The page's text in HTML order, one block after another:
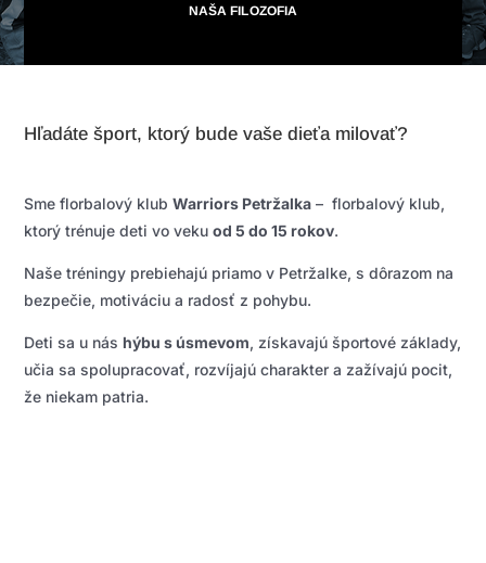
NAŠA FILOZOFIA
Hľadáte šport, ktorý bude vaše dieťa milovať?
Sme florbalový klubWarriors Petržalka – florbalový klub,
ktorý trénuje deti vo vekuod 5 do 15 rokov.
Naše tréningy prebiehajú priamo v Petržalke, s dôrazom na
bezpečie, motiváciu a radosť z pohybu.
Deti sa u nás hýbu s úsmevom, získavajú športové základy,
učia sa spolupracovať, rozvíjajú charakter a zažívajú pocit,
že niekam patria.